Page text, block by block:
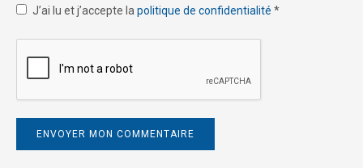
J’ai lu et j’accepte lapolitique de confidentialité *